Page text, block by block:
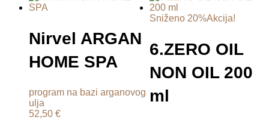
Nirvel ARGAN
HOME SPA
program na bazi arganovog
ulja
52,50 €
Sniženo 20%Akcija!
6.ZERO OIL
NON OIL 200
ml